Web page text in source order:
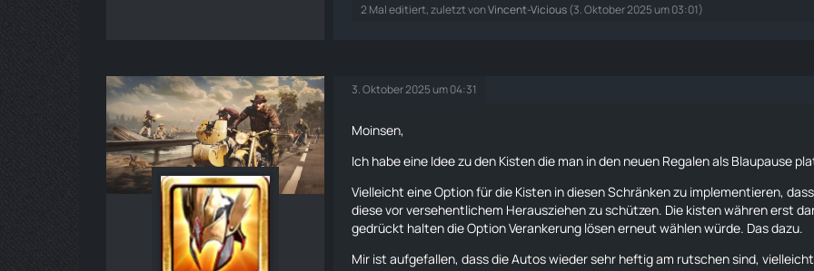
2 Mal editiert, zuletzt vonVincent-Vicious(3. Oktober 2025 um 03:01)
3. Oktober 2025 um 04:31
Moinsen,
Ich habe eine Idee zu den Kisten die man in den neuen Regalen als Blaupause
Vielleicht eine Option für die Kisten in diesen Schränken zu implementieren,
diese vor versehentlichem Herausziehen zu schützen. Die kisten währen erst
gedrückt halten die Option Verankerung lösen erneut wählen würde. Das dazu.
Mir ist aufgefallen, dass die Autos wieder sehr heftig am rutschen sind,